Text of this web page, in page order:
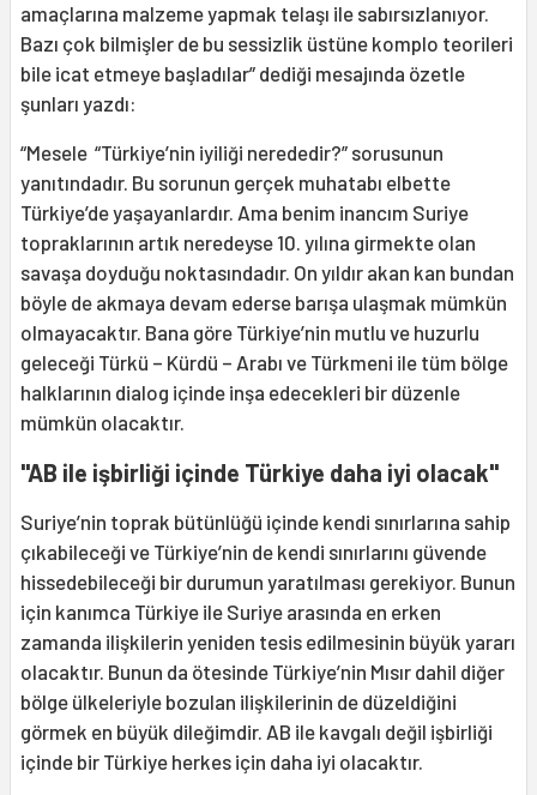
amaçlarına malzeme yapmak telaşı ile sabırsızlanıyor.
Bazı çok bilmişler de bu sessizlik üstüne komplo teorileri
bile icat etmeye başladılar” dediği mesajında özetle
şunları yazdı:
“Mesele “Türkiye’nin iyiliği nerededir?” sorusunun
yanıtındadır. Bu sorunun gerçek muhatabı elbette
Türkiye’de yaşayanlardır. Ama benim inancım Suriye
topraklarının artık neredeyse 10. yılına girmekte olan
savaşa doyduğu noktasındadır. On yıldır akan kan bundan
böyle de akmaya devam ederse barışa ulaşmak mümkün
olmayacaktır. Bana göre Türkiye’nin mutlu ve huzurlu
geleceği Türkü – Kürdü – Arabı ve Türkmeni ile tüm bölge
halklarının dialog içinde inşa edecekleri bir düzenle
mümkün olacaktır.
"AB ile işbirliği içinde Türkiye daha iyi olacak"
Suriye’nin toprak bütünlüğü içinde kendi sınırlarına sahip
çıkabileceği ve Türkiye’nin de kendi sınırlarını güvende
hissedebileceği bir durumun yaratılması gerekiyor. Bunun
için kanımca Türkiye ile Suriye arasında en erken
zamanda ilişkilerin yeniden tesis edilmesinin büyük yararı
olacaktır. Bunun da ötesinde Türkiye’nin Mısır dahil diğer
bölge ülkeleriyle bozulan ilişkilerinin de düzeldiğini
görmek en büyük dileğimdir. AB ile kavgalı değil işbirliği
içinde bir Türkiye herkes için daha iyi olacaktır.